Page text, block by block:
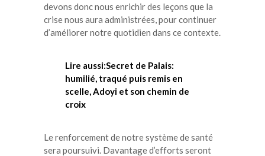
devons donc nous enrichir des leçons que la
crise nous aura administrées, pour continuer
d’améliorer notre quotidien dans ce contexte.
Lire aussi:Secret de Palais:
humilié, traqué puis remis en
scelle, Adoyi et son chemin de
croix
Le renforcement de notre système de santé
sera poursuivi. Davantage d’efforts seront